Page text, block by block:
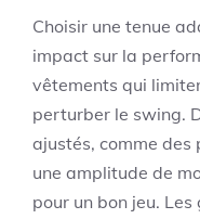
Choisir une tenue
impact sur la
vêtements qui
perturber le swing.
ajustés, comme
une amplitude de
pour un bon jeu.